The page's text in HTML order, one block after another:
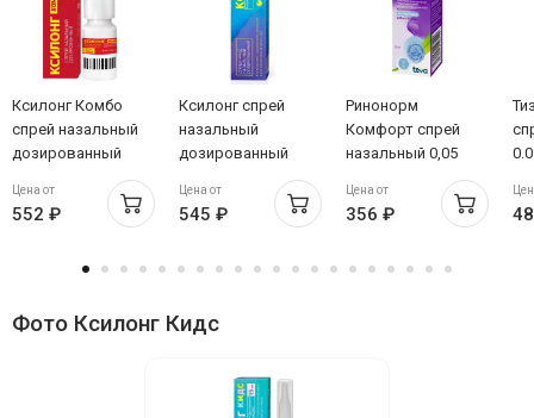
Ксилонг Комбо
спрей назальный
дозированный
84мкг+70мкг/доза
60доз 15мл
Цена от
552 ₽
Ксилонг спрей
назальный
дозированный
0,1мг+5мг/доза
100доз 15мл
Цена от
545 ₽
Ринонорм
Комфорт спрей
назальный 0,05
мг+5 мг/доза 10 мл
90 доз
Цена от
356 ₽
Фото Ксилонг Кидс